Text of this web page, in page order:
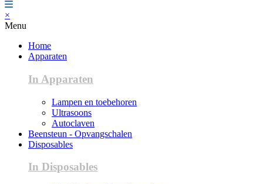
×
Menu
Home
Apparaten
In Apparaten
Lampen en toebehoren
Ultrasoons
Autoclaven
Beensteun - Opvangschalen
Disposables
In Disposables